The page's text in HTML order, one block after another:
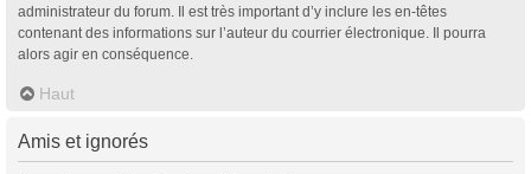
administrateur du forum. Il est très important d’y inclure les en-têtes
contenant des informations sur l’auteur du courrier électronique. Il pourra
alors agir en conséquence.
Haut
Amis et ignorés